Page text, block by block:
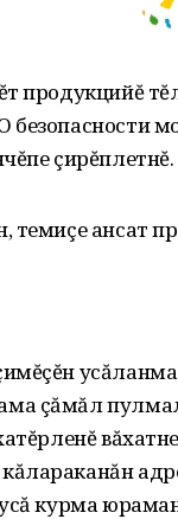
продукцийĕ
безопасности
çирĕплетнĕ.
темиçе ансат
çăмăл
усă курма